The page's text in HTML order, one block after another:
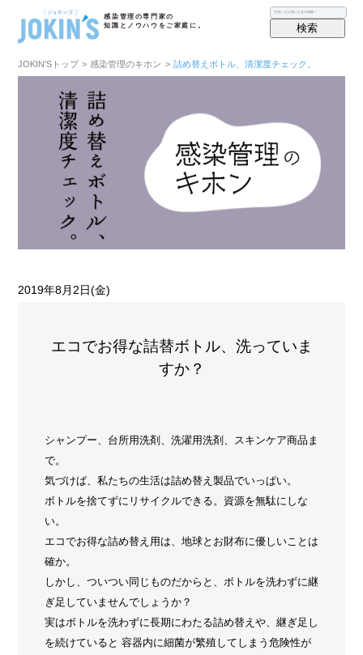
感染管理の専門家の
知識とノウハウをご家庭に。
検索
JOKIN′Sトップ > 感染管理のキホン > 詰め替えボトル、清潔度チェック。
2019年8月2日(金)
エコでお得な詰替ボトル、洗っていま
すか？
シャンプー、台所用洗剤、洗濯用洗剤、スキンケア商品ま
で。
気づけば、私たちの生活は詰め替え製品でいっぱい。
ボトルを捨てずにリサイクルできる。資源を無駄にしな
い。
エコでお得な詰め替え用は、地球とお財布に優しいことは
確か。
しかし、ついつい同じものだからと、ボトルを洗わずに継
ぎ足していませんでしょうか？
実はボトルを洗わずに長期にわたる詰め替えや、継ぎ足し
を続けていると 容器内に細菌が繁殖してしまう危険性が